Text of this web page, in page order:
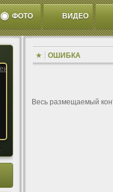
◉ ФОТО ВИДЕО
ОШИБКА
Весь размещаемый